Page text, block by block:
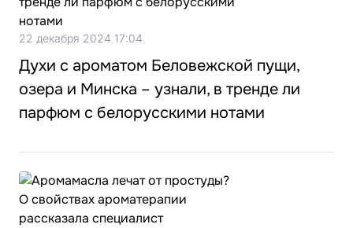
22 декабря 2024 17:04
Духи с ароматом Беловежской пущи,
озера и Минска – узнали, в тренде ли
парфюм с белорусскими нотами